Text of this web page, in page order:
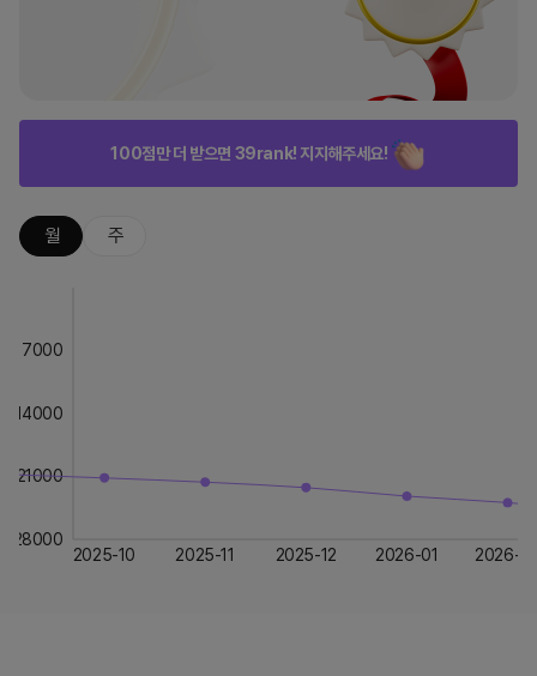
100점만 더 받으면 39rank! 지지해주세요!
월 주
2025-10 2025-11 2025-12 2026-01 2026-
7000
14000
21000
28000